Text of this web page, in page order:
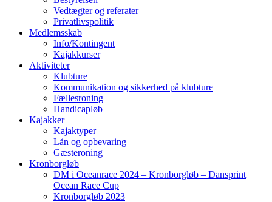
Vedtægter og referater
Privatlivspolitik
Medlemsskab
Info/Kontingent
Kajakkurser
Aktiviteter
Klubture
Kommunikation og sikkerhed på klubture
Fællesroning
Handicapløb
Kajakker
Kajaktyper
Lån og opbevaring
Gæsteroning
Kronborgløb
DM i Oceanrace 2024 – Kronborgløb – Dansprint
Ocean Race Cup
Kronborgløb 2023